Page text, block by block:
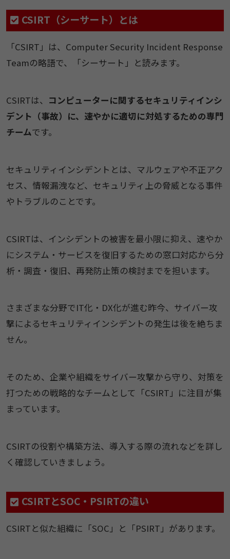
CSIRT（シーサート）とは
「CSIRT」は、Computer Security Incident Response
Teamの略語で、「シーサート」と読みます。
CSIRTは、 コンピューターに関するセキュリティインシ
デント（事故）に、速やかに適切に対処するための専門
チームです。
セキュリティインシデントとは、マルウェアや不正アク
セス、情報漏洩など、セキュリティ上の脅威となる事件
やトラブルのことです。
CSIRTは、インシデントの被害を最小限に抑え、速やか
にシステム・サービスを復旧するための窓口対応から分
析・調査・復旧、再発防止策の検討までを担います。
さまざまな分野でIT化・DX化が進む昨今、サイバー攻
撃によるセキュリティインシデントの発生は後を絶ちま
せん。
そのため、企業や組織をサイバー攻撃から守り、対策を
打つための戦略的なチームとして「CSIRT」に注目が集
まっています。
CSIRTの役割や構築方法、導入する際の流れなどを詳し
く確認していきましょう。
CSIRTとSOC・PSIRTの違い
CSIRTと似た組織に「SOC」と「PSIRT」があります。